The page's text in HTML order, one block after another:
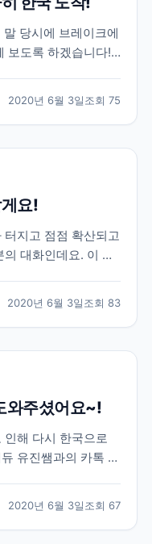
당시에 브레이크에
보도록 하겠습니다!
도 공부 후, 코로나
으로 돌아오기로 하
2020년 6월 3일조회 75
요!
지고 점점 확산되고
대화인데요. 이 학
영향이 거의 없는
요. 이제 막 적응하
2020년 6월 3일조회 83
와주셨어요~!
해 다시 한국으로
유진쌤과의 카톡 대
국으로 돌아오는 항
하게 연락을 주셔서
2020년 6월 3일조회 67